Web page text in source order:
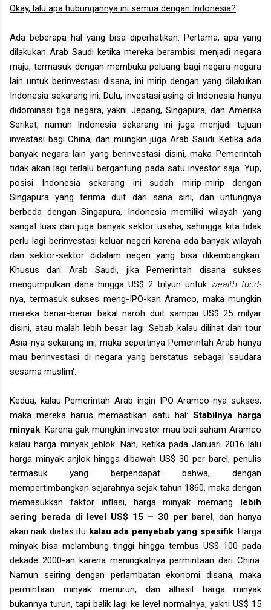
Okay, lalu apa hubungannya ini semua dengan Indonesia?
Ada beberapa hal yang bisa diperhatikan. Pertama, apa yang
dilakukan Arab Saudi ketika mereka berambisi menjadi negara
maju, termasuk dengan membuka peluang bagi negara-negara
lain untuk berinvestasi disana, ini mirip dengan yang dilakukan
Indonesia sekarang ini. Dulu, investasi asing di Indonesia hanya
didominasi tiga negara, yakni Jepang, Singapura, dan Amerika
Serikat, namun Indonesia sekarang ini juga menjadi tujuan
investasi bagi China, dan mungkin juga Arab Saudi. Ketika ada
banyak negara lain yang berinvestasi disini, maka Pemerintah
tidak akan lagi terlalu bergantung pada satu investor saja. Yup,
posisi Indonesia sekarang ini sudah mirip-mirip dengan
Singapura yang terima duit dari sana sini, dan untungnya
berbeda dengan Singapura, Indonesia memiliki wilayah yang
sangat luas dan juga banyak sektor usaha, sehingga kita tidak
perlu lagi berinvestasi keluar negeri karena ada banyak wilayah
dan sektor-sektor didalam negeri yang bisa dikembangkan.
Khusus dari Arab Saudi, jika Pemerintah disana sukses
mengumpulkan dana hingga US$ 2 trilyun untuk wealth fund-
nya, termasuk sukses meng-IPO-kan Aramco, maka mungkin
mereka benar-benar bakal naroh duit sampai US$ 25 milyar
disini, atau malah lebih besar lagi. Sebab kalau dilihat dari tour
Asia-nya sekarang ini, maka sepertinya Pemerintah Arab hanya
mau berinvestasi di negara yang berstatus sebagai 'saudara
sesama muslim'.
Kedua, kalau Pemerintah Arab ingin IPO Aramco-nya sukses,
maka mereka harus memastikan satu hal: Stabilnya harga
minyak . Karena gak mungkin investor mau beli saham Aramco
kalau harga minyak jeblok. Nah, ketika pada Januari 2016 lalu
harga minyak anjlok hingga dibawah US$ 30 per barel, penulis
termasuk yang berpendapat bahwa, dengan
mempertimbangkan sejarahnya sejak tahun 1860, maka dengan
memasukkan faktor inflasi, harga minyak memang lebih
sering berada di level US$ 15 – 30 per barel, dan hanya
akan naik diatas itu kalau ada penyebab yang spesifik. Harga
minyak bisa melambung tinggi hingga tembus US$ 100 pada
dekade 2000-an karena meningkatnya permintaan dari China.
Namun seiring dengan perlambatan ekonomi disana, maka
permintaan minyak menurun, dan alhasil harga minyak
bukannya turun, tapi balik lagi ke level normalnya, yakni US$ 15